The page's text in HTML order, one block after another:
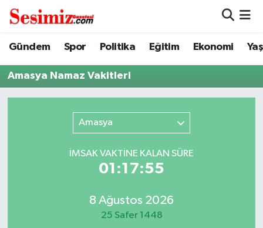
Gündem Spor Politika Eğitim Ekonomi
Amasya Namaz Vakitleri
Amasya
İMSAK VAKTİNE KALAN SÜRE
01:17:55
8 Ağustos 2026
25 Safer 1448
Dünya
Eğitim
Nöbetçi Eczaneler
Hava Durumu
Trafik Durumu
Süper Lig Puan Durumu ve Fikstür
Tüm Manşetler